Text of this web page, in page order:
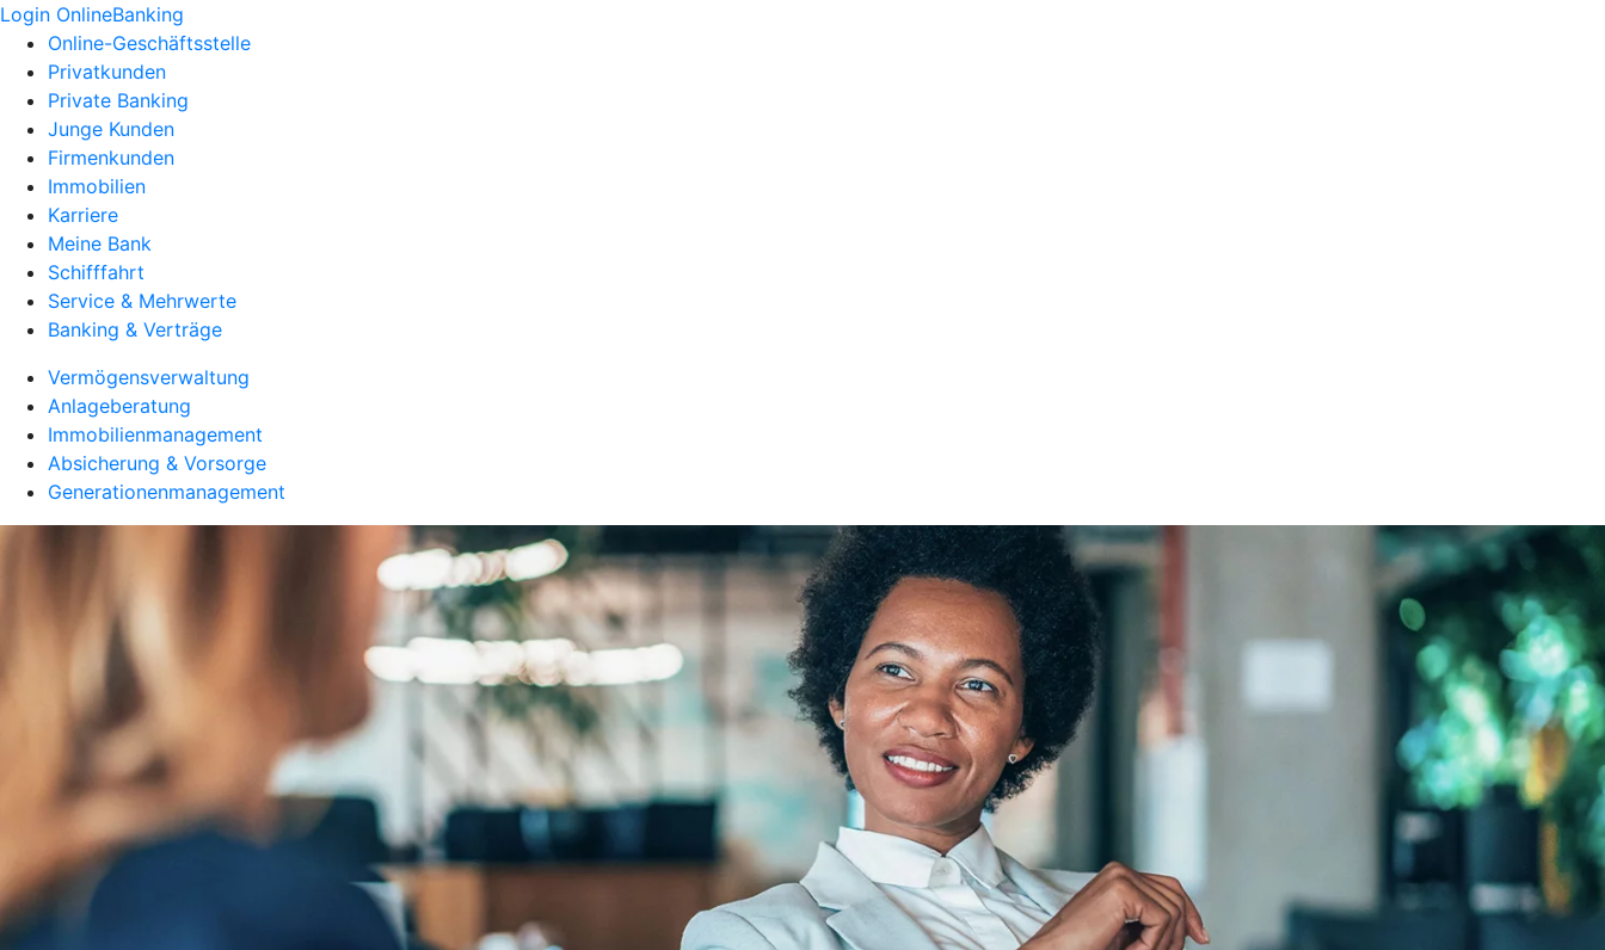
Login OnlineBanking
Online-Geschäftsstelle
Privatkunden
Private Banking
Junge Kunden
Firmenkunden
Immobilien
Karriere
Meine Bank
Schifffahrt
Service & Mehrwerte
Banking & Verträge
Vermögensverwaltung
Anlageberatung
Immobilienmanagement
Absicherung & Vorsorge
Generationenmanagement